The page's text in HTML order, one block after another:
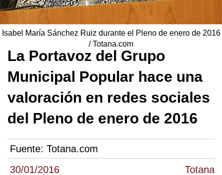
30/01/2016 Totana
La Portavoz del Grupo
Municipal Popular hace una
valoración en redes sociales
del Pleno de enero de 2016
Fuente: Totana.com
Isabel María Sánchez Ruiz durante el Pleno de enero de 2016
/ Totana.com